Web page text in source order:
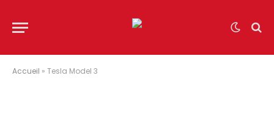
Accueil » Tesla Model 3